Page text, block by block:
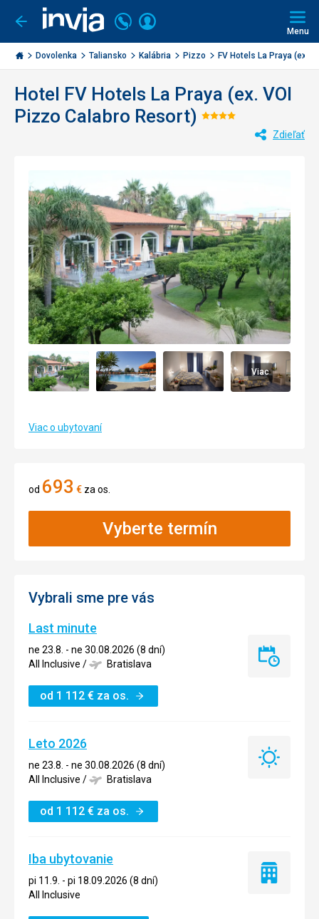
Ísť
späť
Invia.sk
Volajte
+421
2
3221
Prihlásiť
Menu
Dovolenka Taliansko Kalábria Pizzo FV Hotels La Praya (ex...
Hotel FV Hotels La Praya (ex. VOI
Pizzo Calabro Resort) Hodnotenie:
Zdieľať
Viac
Viac o ubytovaní
od 693 € za os.
Vyberte termín
Vybrali sme pre vás
Last minute
ne 23.8. - ne 30.08.2026 (8 dní)
All Inclusive / Bratislava
od 1 112 € za os.
Last
Leto 2026
ne 23.8. - ne 30.08.2026 (8 dní)
All Inclusive / Bratislava
od 1 112 € za os.
Leto
Iba ubytovanie
pi 11.9. - pi 18.09.2026 (8 dní)
All Inclusive
Iba